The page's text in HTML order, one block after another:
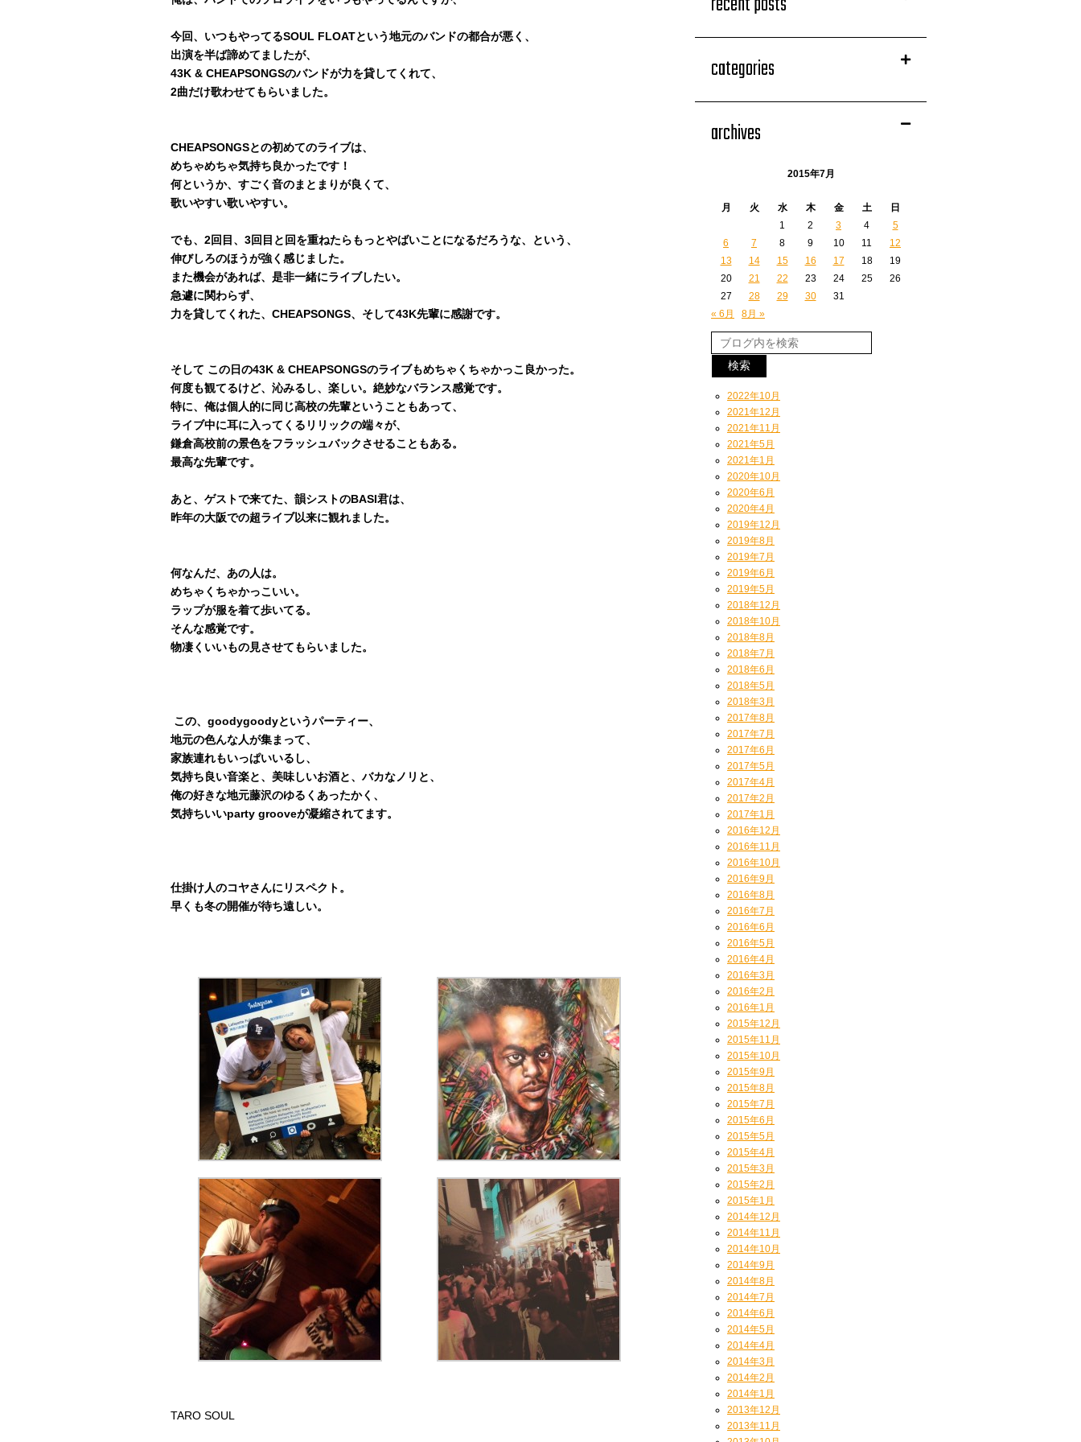
今回、いつもやってるSOUL FLOATという地元のバンドの都合が悪く、
出演を半ば諦めてましたが、
43K & CHEAPSONGSのバンドが力を貸してくれて、
2曲だけ歌わせてもらいました。
CHEAPSONGSとの初めてのライブは、
めちゃめちゃ気持ち良かったです！
何というか、すごく音のまとまりが良くて、
歌いやすい歌いやすい。
でも、2回目、3回目と回を重ねたらもっとやばいことになるだろうな、という、
伸びしろのほうが強く感じました。
また機会があれば、是非一緒にライブしたい。
急遽に関わらず、
力を貸してくれた、CHEAPSONGS、そして43K先輩に感謝です。
そして この日の43K & CHEAPSONGSのライブもめちゃくちゃかっこ良かった。
何度も観てるけど、沁みるし、楽しい。絶妙なバランス感覚です。
特に、俺は個人的に同じ高校の先輩ということもあって、
ライブ中に耳に入ってくるリリックの端々が、
鎌倉高校前の景色をフラッシュバックさせることもある。
最高な先輩です。
あと、ゲストで来てた、韻シストのBASI君は、
昨年の大阪での超ライブ以来に観れました。
何なんだ、あの人は。
めちゃくちゃかっこいい。
ラップが服を着て歩いてる。
そんな感覚です。
物凄くいいもの見させてもらいました。
この、goodygoodyというパーティー、
地元の色んな人が集まって、
家族連れもいっぱいいるし、
気持ち良い音楽と、美味しいお酒と、バカなノリと、
俺の好きな地元藤沢のゆるくあったかく、
気持ちいいparty grooveが凝縮されてます。
仕掛け人のコヤさんにリスペクト。
早くも冬の開催が待ち遠しい。
TARO SOUL
categories
archives
2015年7月
月 火 水 木 金 土
日
1
2 3 4
5
6
7 8 9 10 11
12
13
14 15 16 17 18
19
20
21 22 23 24 25
26
27
28 29 30
31
« 6月
8月 »
2022年10月
2021年12月
2021年11月
2021年5月
2021年1月
2020年10月
2020年6月
2020年4月
2019年12月
2019年8月
2019年7月
2019年6月
2019年5月
2018年12月
2018年10月
2018年8月
2018年7月
2018年6月
2018年5月
2018年3月
2017年8月
2017年7月
2017年6月
2017年5月
2017年4月
2017年2月
2017年1月
2016年12月
2016年11月
2016年10月
2016年9月
2016年8月
2016年7月
2016年6月
2016年5月
2016年4月
2016年3月
2016年2月
2016年1月
2015年12月
2015年11月
2015年10月
2015年9月
2015年8月
2015年7月
2015年6月
2015年5月
2015年4月
2015年3月
2015年2月
2015年1月
2014年12月
2014年11月
2014年10月
2014年9月
2014年8月
2014年7月
2014年6月
2014年5月
2014年4月
2014年3月
2014年2月
2014年1月
2013年12月
2013年11月